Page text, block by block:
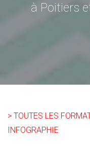
à Poitiers
> TOUTES LES
INFOGRAPHIE